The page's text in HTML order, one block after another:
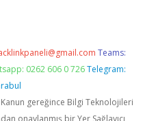
Teams:
0262 606 0 726 Telegram:
Kanun gereğince Bilgi Teknolojileri
onaylanmış bir Yer Sağlayıcı